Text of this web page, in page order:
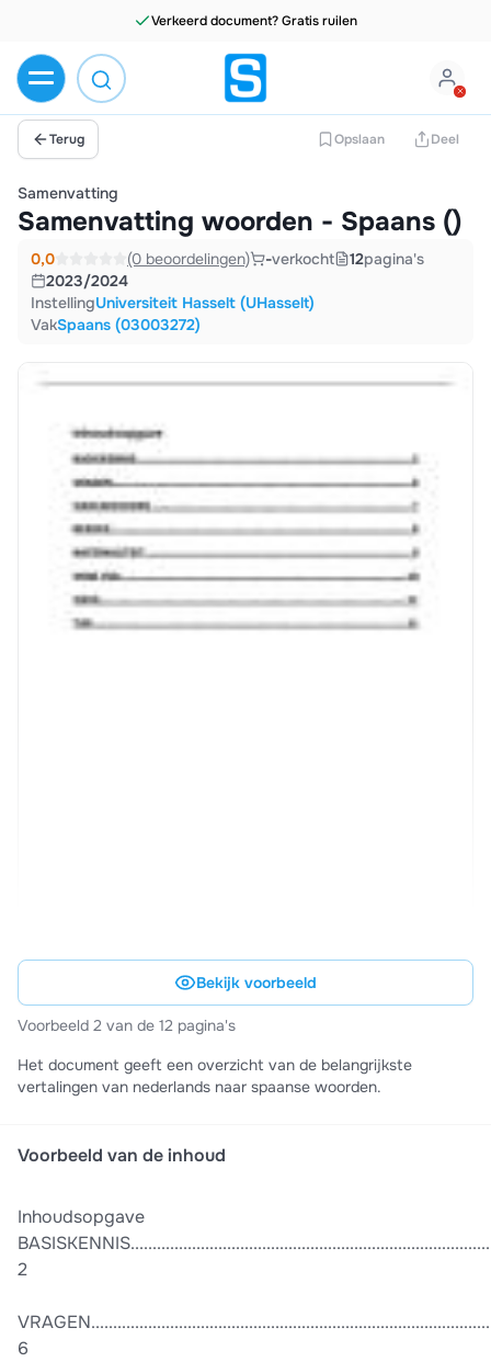
Verkeerd document? Gratis ruilen
Terug Opslaan Deel
Samenvatting
Samenvatting woorden - Spaans ()
0,0 (0 beoordelingen) -verkocht 12pagina's
2023/2024
InstellingUniversiteit Hasselt (UHasselt)
VakSpaans (03003272)
Bekijk voorbeeld
Voorbeeld 2 van de 12 pagina's
Het document geeft een overzicht van de belangrijkste
vertalingen van nederlands naar spaanse woorden.
Voorbeeld van de inhoud
Inhoudsopgave
2
6